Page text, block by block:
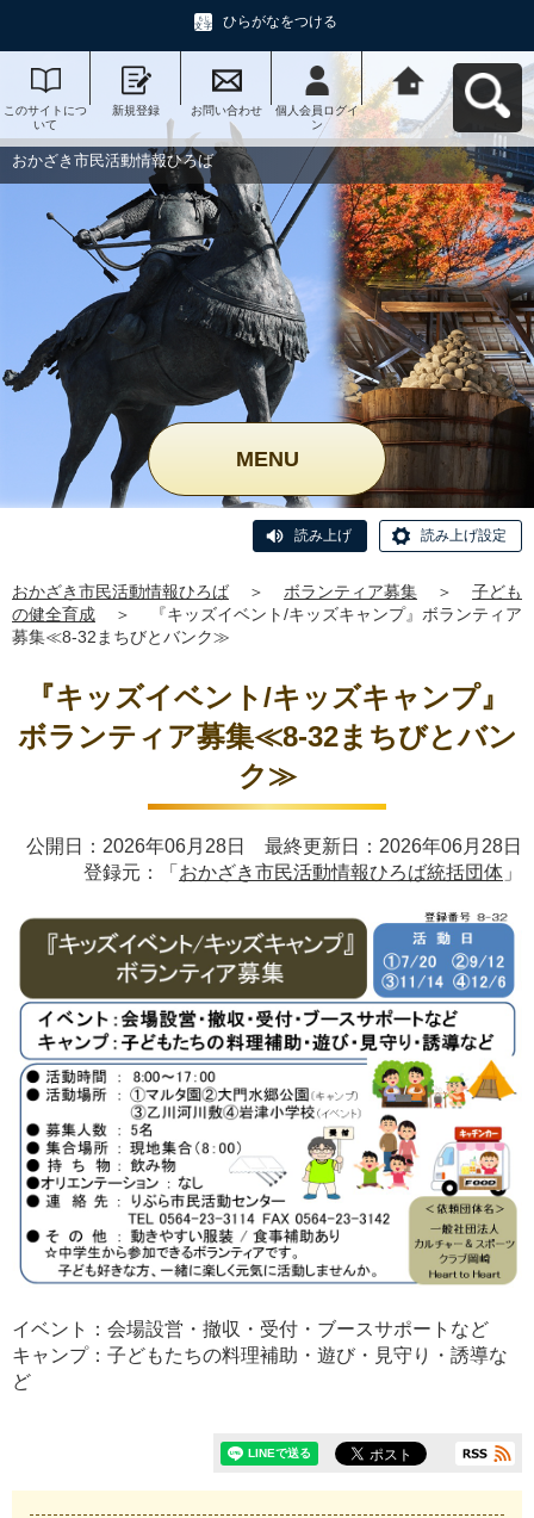
ひらがなをつける
このサイトにつ
いて
新規登録 お問い合わせ
個人会員ログイ
ン
おかざき市民活
動情報ひろばへ
戻る
おかざき市民活動情報ひろば
MENU
読み上げ 読み上げ設定
おかざき市民活動情報ひろば ＞ ボランティア募集 ＞
子ども
の健全育成
＞
『キッズイベント/キッズキャンプ』ボランティア
募集≪8-32まちびとバンク≫
『キッズイベント/キッズキャンプ』
ボランティア募集≪8-32まちびとバン
ク≫
公開日：2026年06月28日 最終更新日：2026年06月28日
登録元：「 おかざき市民活動情報ひろば統括団体 」
イベント：会場設営・撤収・受付・ブースサポートなど
キャンプ：子どもたちの料理補助・遊び・見守り・誘導な
ど